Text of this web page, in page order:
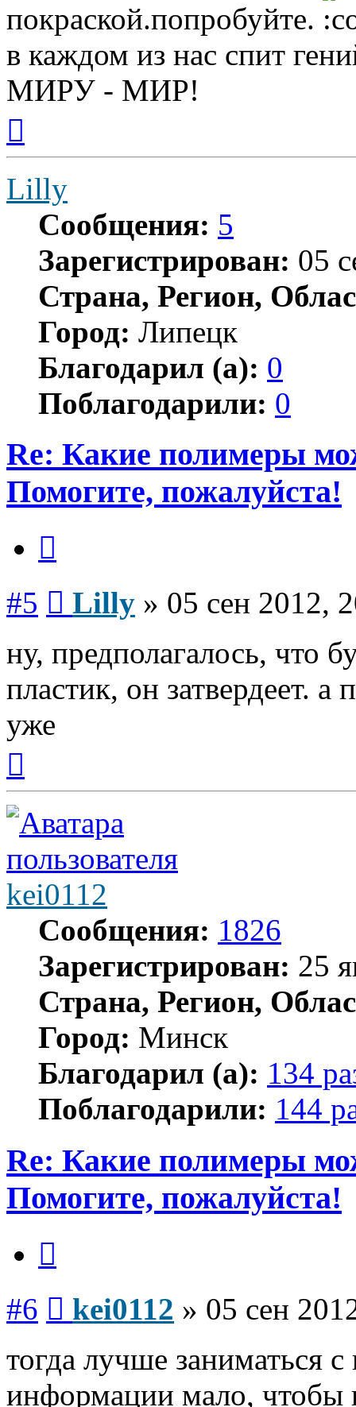
покраской.попробуйте.
в каждом из нас спит
МИРУ - МИР!
началу
Lilly
Сообщения: 5
Зарегистрирован: 05
Страна, Регион,
Город: Липецк
Благодарил (а): 0
Поблагодарили: 0
Re: Какие полимеры
Помогите, пожалуйста!
#5 Lilly » 05 сен 2012,
ну, предполагалось, что
пластик, он затвердеет. а
уже
началу
kei0112
Сообщения: 1826
Зарегистрирован: 25
Страна, Регион,
Город: Минск
Благодарил (а): 134
Поблагодарили: 144
Re: Какие полимеры
Помогите, пожалуйста!
#6 kei0112 » 05 сен
тогда лучше заниматься
информации мало, чтобы